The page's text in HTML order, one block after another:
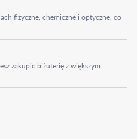
fizyczne, chemiczne i optyczne, co
zakupić biżuterię z większym